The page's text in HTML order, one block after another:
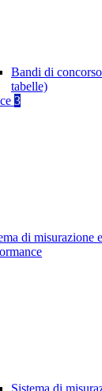
Bandi di
tabelle)
3
di misurazione